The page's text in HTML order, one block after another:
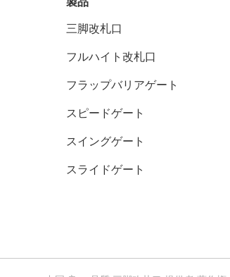
三脚改札口
フルハイト改札口
フラップバリアゲート
スピードゲート
スイングゲート
スライドゲート